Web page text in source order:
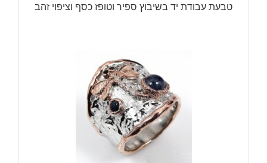
אבני
ציפוי
זהב
ורודיום
שחור
טבעת עבודת יד בשיבוץ ספיר וטופז כסף וציפוי זהב